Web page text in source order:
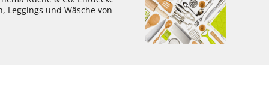
Leggings und Wäsche von